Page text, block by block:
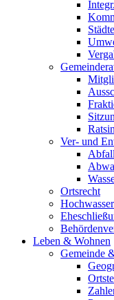
Ver- und
Ortsrecht
Leben & Wohnen
Gemeinde